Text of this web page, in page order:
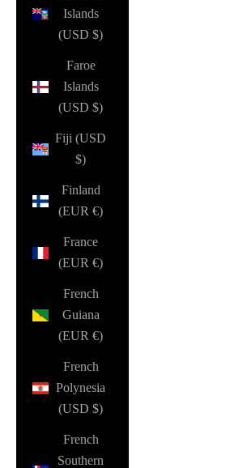
Islands
(USD $)
Faroe
Islands
(USD $)
Fiji (USD
$)
Finland
(EUR €)
France
(EUR €)
French
Guiana
(EUR €)
French
Polynesia
(USD $)
French
Southern